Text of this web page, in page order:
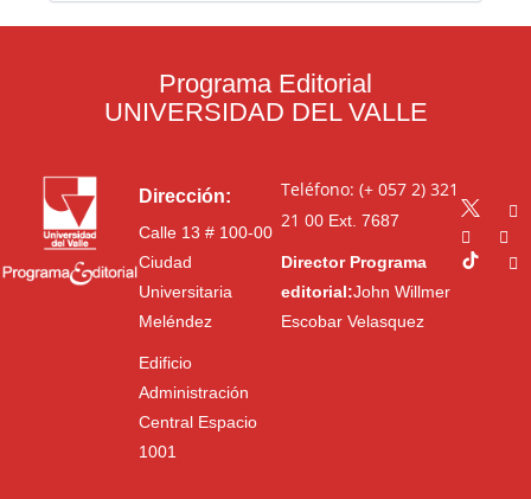
Programa Editorial
UNIVERSIDAD DEL VALLE
Dirección:
Calle 13 # 100-00
Ciudad
Universitaria
Meléndez
Edificio
Administración
Central Espacio
1001
Teléfono: (+ 057 2) 321
21 00Ext. 7687
Director Programa
editorial:John Willmer
Escobar Velasquez